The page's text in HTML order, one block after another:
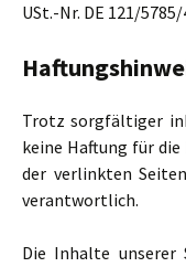
USt.-Nr. DE 121/
Trotz sorgfältiger
keine Haftung für
der verlinkten
verantwortlich.
Die Inhalte